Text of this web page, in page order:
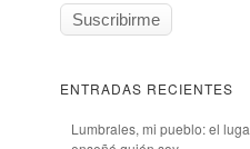
ENTRADAS RECIENTES
Lumbrales, mi pueblo: el